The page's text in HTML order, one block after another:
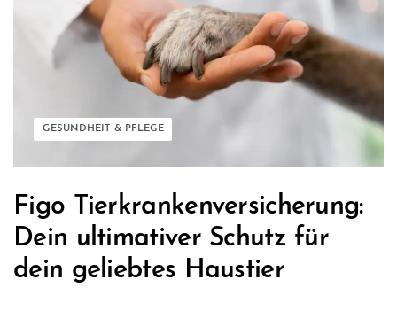
GESUNDHEIT & PFLEGE
Figo Tierkrankenversicherung:
Dein ultimativer Schutz für
dein geliebtes Haustier